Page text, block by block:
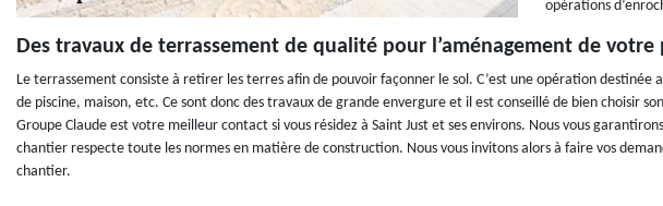
opérations
Des travaux de terrassement de qualité pour l’aménagement de
Le terrassement consiste à retirer les terres afin de pouvoir façonner le sol. C’est une opération destinée
de piscine, maison, etc. Ce sont donc des travaux de grande envergure et il est conseillé de bien choisir
Groupe Claude est votre meilleur contact si vous résidez à Saint Just et ses environs. Nous vous
chantier respecte toute les normes en matière de construction. Nous vous invitons alors à faire vos
chantier.